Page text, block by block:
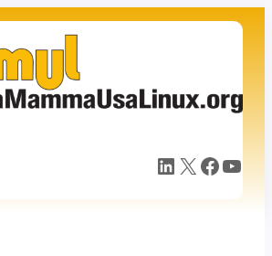
LinkedIn X Facebook YouTube